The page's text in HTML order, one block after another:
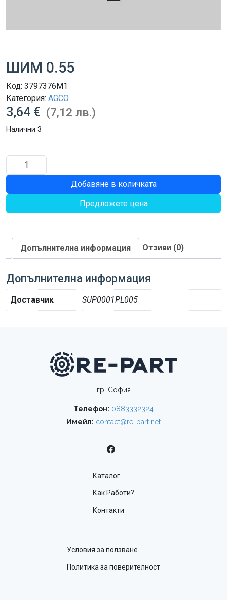
ШИМ 0.55
Код: 3797376M1
Категория: AGCO
3,64 € (7,12 лв.)
Налични 3
количество
за
0.55
Добавяне в количката
Предложете цена
Допълнителна информация Отзиви (0)
Допълнителна информация
Доставчик SUP0001PL005
гр. София
Телефон: 0883332324
Имейл: contact@re-part.net
Каталог
Как Работи?
Контакти
Условия за ползване
Политика за поверителност